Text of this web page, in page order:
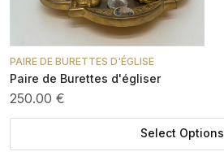
PAIRE DE BURETTES D'ÉGLISE
Paire de Burettes d'égliser
250.00 €
Select Options